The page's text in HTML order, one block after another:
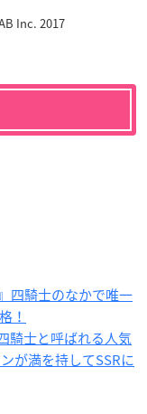
Inc. 2017
四騎士のなかで唯一
！
騎士と呼ばれる人気
が満を持してSSRに